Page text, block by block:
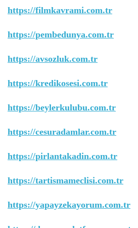
https://filmkavrami.com.tr
https://pembedunya.com.tr
https://avsozluk.com.tr
https://kredikosesi.com.tr
https://beylerkulubu.com.tr
https://cesuradamlar.com.tr
https://pirlantakadin.com.tr
https://tartismameclisi.com.tr
https://yapayzekayorum.com.tr